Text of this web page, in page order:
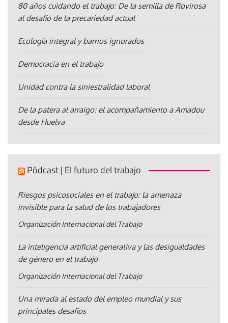
80 años cuidando el trabajo: De la semilla de Rovirosa
al desafío de la precariedad actual
Ecología integral y barrios ignorados
Democracia en el trabajo
Unidad contra la siniestralidad laboral
De la patera al arraigo: el acompañamiento a Amadou
desde Huelva
Pódcast | El futuro del trabajo
Riesgos psicosociales en el trabajo: la amenaza
invisible para la salud de los trabajadores
Organización Internacional del Trabajo
La inteligencia artificial generativa y las desigualdades
de género en el trabajo
Organización Internacional del Trabajo
Una mirada al estado del empleo mundial y sus
principales desafíos